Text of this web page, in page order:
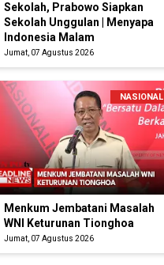
Sekolah, Prabowo Siapkan
Sekolah Unggulan | Menyapa
Indonesia Malam
Jumat, 07 Agustus 2026
NASIONAL
Menkum Jembatani Masalah
WNI Keturunan Tionghoa
Jumat, 07 Agustus 2026